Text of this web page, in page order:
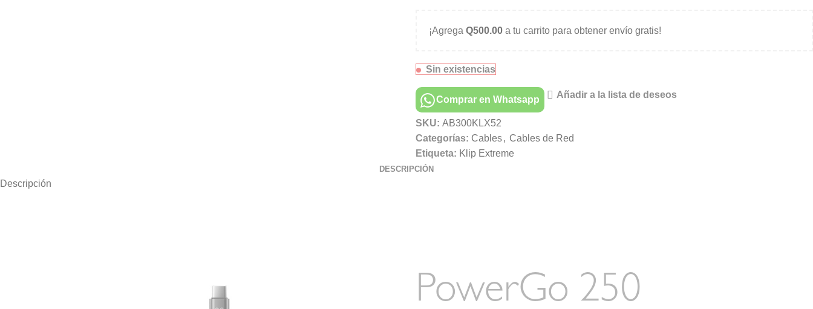
¡Agrega Q500.00 a tu carrito para obtener envío gratis!
Sin existencias
Comprar en Whatsapp Añadir a la lista de deseos
SKU: AB300KLX52
Categorías: Cables, Cables de Red
Etiqueta: Klip Extreme
DESCRIPCIÓN
Descripción